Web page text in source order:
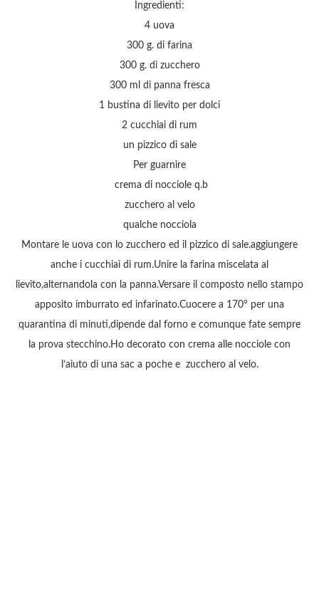
Ingredienti:
4 uova
300 g. di farina
300 g. di zucchero
300 ml di panna fresca
1 bustina di lievito per dolci
2 cucchiai di rum
un pizzico di sale
Per guarnire
crema di nocciole q.b
zucchero al velo
qualche nocciola
Montare le uova con lo zucchero ed il pizzico di sale.aggiungere
anche i cucchiai di rum.Unire la farina miscelata al
lievito,alternandola con la panna.Versare il composto nello stampo
apposito imburrato ed infarinato.Cuocere a 170° per una
quarantina di minuti,dipende dal forno e comunque fate sempre
la prova stecchino.Ho decorato con crema alle nocciole con
l’aiuto di una sac a poche e zucchero al velo.